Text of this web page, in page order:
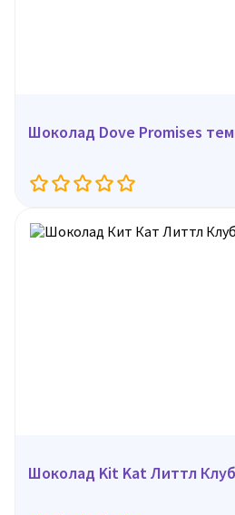
Шоколад Dove Promises
Шоколад Kit Kat Литтл